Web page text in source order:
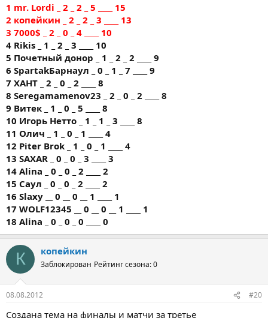
1 mr. Lordi _ 2 _ 2 _ 5 ____ 15
2 копейкин _ 2 _ 2 _ 3 ____ 13
3 7000$ _ 2 _ 0 _ 4 ____ 10
4 Rikis _ 1 _ 2 _ 3 ____ 10
5 Почетный донор _ 1 _ 2 _ 2 ____ 9
6 SpartakБарнаул _ 0 _ 1 _ 7 ____ 9
7 ХАНТ _ 2 _ 0 _ 2 ____ 8
8 Seregamamenov23 _ 2 _ 0 _ 2 ____ 8
9 Витек _ 1 _ 0 _ 5 ____ 8
10 Игорь Нетто _ 1 _ 1 _ 3 ____ 8
11 Олич _ 1 _ 0 _ 1 ____ 4
12 Piter Brok _ 1 _ 0 _ 1 ____ 4
13 SAXAR _ 0 _ 0 _ 3 ____ 3
14 Alina _ 0 _ 0 _ 2 ____ 2
15 Саул _ 0 _ 0 _ 2 ____ 2
16 Slaxy __ 0 __ 0 __ 1 ____ 1
17 WOLF12345 __ 0 __ 0 __ 1 ____ 1
18 Alina _ 0 _ 0 _ 0 ____ 0
К копейкин
Заблокирован Рейтинг сезона: 0
08.08.2012 #20
Создана тема на финалы и матчи за третье